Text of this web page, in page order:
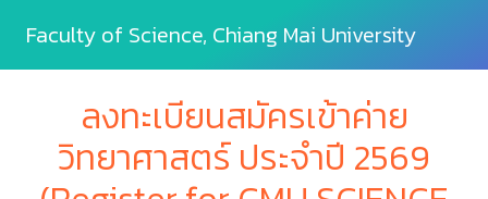
Faculty of Science, Chiang Mai University
ลงทะเบียนสมัครเข้าค่าย
วิทยาศาสตร์ ประจำปี 2569